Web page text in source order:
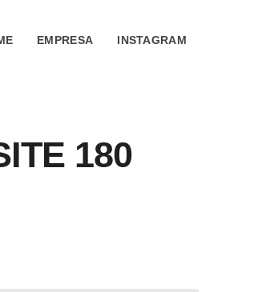
EMPRESA INSTAGRAM
180